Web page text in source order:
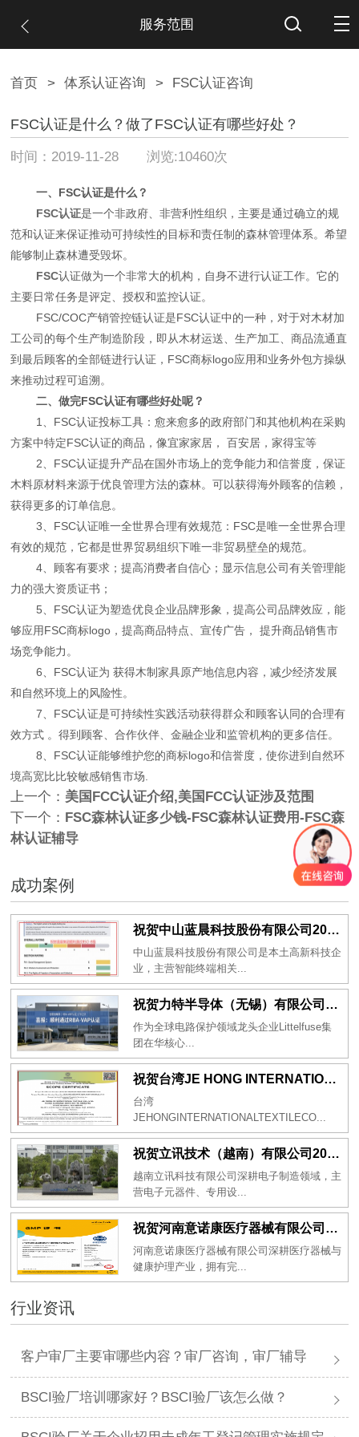
服务范围
首页 > 体系认证咨询 > FSC认证咨询
FSC认证是什么？做了FSC认证有哪些好处？
时间：2019-11-28 浏览:10460次
一、FSC认证是什么？
FSC认证是一个非政府、非营利性组织，主要是通过确立的规
范和认证来保证推动可持续性的目标和责任制的森林管理体系。希望
能够制止森林遭受毁坏。
FSC认证做为一个非常大的机构，自身不进行认证工作。它的
主要日常任务是评定、授权和监控认证。
FSC/COC产销管控链认证是FSC认证中的一种，对于对木材加
工公司的每个生产制造阶段，即从木材运送、生产加工、商品流通直
到最后顾客的全部链进行认证，FSC商标logo应用和业务外包方操纵
来推动过程可追溯。
二、做完FSC认证有哪些好处呢？
1、FSC认证投标工具：愈来愈多的政府部门和其他机构在采购
方案中特定FSC认证的商品，像宜家家居， 百安居，家得宝等
2、FSC认证提升产品在国外市场上的竞争能力和信誉度，保证
木料原材料来源于优良管理方法的森林。可以获得海外顾客的信赖，
获得更多的订单信息。
3、FSC认证唯一全世界合理有效规范：FSC是唯一全世界合理
有效的规范，它都是世界贸易组织下唯一非贸易壁垒的规范。
4、顾客有要求；提高消费者自信心；显示信息公司有关管理能
力的强大资质证书；
5、FSC认证为塑造优良企业品牌形象，提高公司品牌效应，能
够应用FSC商标logo，提高商品特点、宣传广告， 提升商品销售市
场竞争能力。
6、FSC认证为 获得木制家具原产地信息内容，减少经济发展
和自然环境上的风险性。
7、FSC认证是可持续性实践活动获得群众和顾客认同的合理有
效方式 。得到顾客、合作伙伴、金融企业和监管机构的更多信任。
8、FSC认证能够维护您的商标logo和信誉度，使你进到自然环
境高宽比比较敏感销售市场.
上一个： 美国FCC认证介绍,美国FCC认证涉及范围
下一个： FSC森林认证多少钱-FSC森林认证费用-FSC森
林认证辅导
成功案例
祝贺中山蓝晨科技股份有限公司2026年一次性成功通过BSCI验厂-B级
中山蓝晨科技股份有限公司是本土高新科技企
业，主营智能终端相关...
祝贺力特半导体（无锡）有限公司2026年一次性成功通过RBA-VAP认证审核并取得170.2分
作为全球电路保护领域龙头企业Littelfuse集
团在华核心...
祝贺台湾JE HONG INTERNATIONAL TEXTILE CO., LTD 2026年一次性成功通过GRS认证
台湾
JEHONGINTERNATIONALTEXTILECO...
祝贺立讯技术（越南）有限公司2026年一次性成功通过RBA-VAP审核获得金牌评级！
越南立讯科技有限公司深耕电子制造领域，主
营电子元器件、专用设...
祝贺河南意诺康医疗器械有限公司2026年一次性成功通过GMP认证
河南意诺康医疗器械有限公司深耕医疗器械与
健康护理产业，拥有完...
行业资讯
客户审厂主要审哪些内容？审厂咨询，审厂辅导
BSCI验厂培训哪家好？BSCI验厂该怎么做？